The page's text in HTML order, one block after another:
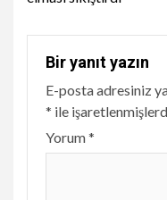
Bir yanıt yazın
E-posta adresiniz
* ile
Yorum*